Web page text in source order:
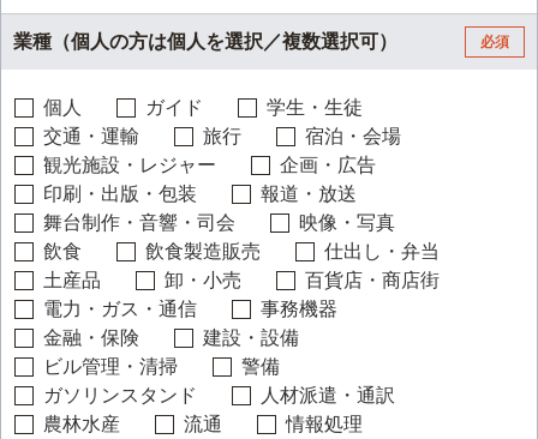
業種（個人の方は個人を選択／複数選択可） 必須
個人 ガイド
学生・生徒
交通・運輸
旅行
宿泊・会場
観光施設・レジャー
企画・広告
印刷・出版・包装
報道・放送
舞台制作・音響・司会
映像・写真
飲食
飲食製造販売
仕出し・弁当
土産品
卸・小売
百貨店・商店街
電力・ガス・通信
事務機器
金融・保険
建設・設備
ビル管理・清掃
警備
ガソリンスタンド
人材派遣・通訳
農林水産
流通
情報処理